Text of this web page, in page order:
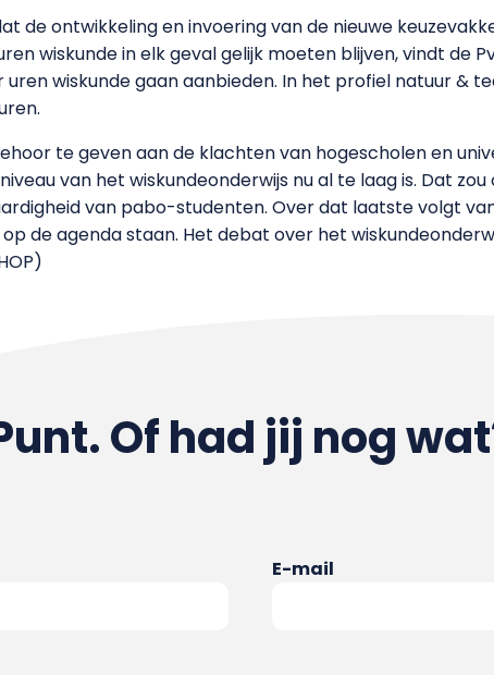
de ontwikkeling en invoering van de nieuwe
wiskunde in elk geval gelijk moeten blijven, vindt de
wiskunde gaan aanbieden. In het profiel natuur &
te geven aan de klachten van hogescholen en
van het wiskundeonderwijs nu al te laag is. Dat
van pabo-studenten. Over dat laatste volgt
de agenda staan. Het debat over het
Of had jij nog
E-mail